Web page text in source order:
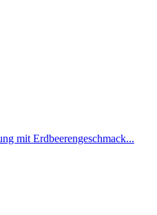
mit Erdbeerengeschmack...